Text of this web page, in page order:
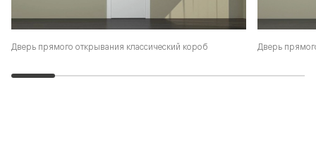
Дверь прямого открывания классический короб Дверь